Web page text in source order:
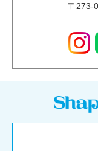
〒 273-